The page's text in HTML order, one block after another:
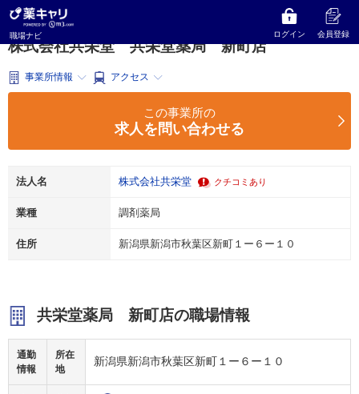
職場ナビ ログイン 会員登録
薬キャリ 職場ナビ
株式会社共栄堂
共栄堂薬局 新町店
株式会社共栄堂 共栄堂薬局 新町店
事業所情報 アクセス
この事業所の
求人を問い合わせる
法人名 株式会社共栄堂 クチコミあり
業種 調剤薬局
住所 新潟県新潟市秋葉区新町１ー６ー１０
共栄堂薬局 新町店の職場情報
通勤
情報
所在
地
新潟県新潟市秋葉区新町１ー６ー１０